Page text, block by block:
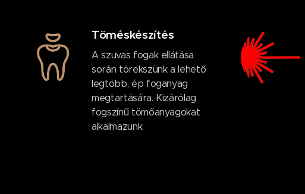
Töméskészítés
A szuvas fogak ellátása
során törekszünk a lehető
legtöbb, ép foganyag
megtartására. Kizárólag
fogszínű tömőanyagokat
alkalmazunk.